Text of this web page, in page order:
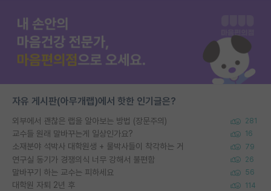
자유 게시판(아무개랩)에서 핫한 인기글은?
외부에서 괜찮은 랩을 알아보는 방법 (장문주의) 281
교수들 원래 말바꾸는게 일상인가요? 16
소재분야 석박사 대학원생 + 물박사들이 착각하는 거 79
연구실 동기가 경쟁의식 너무 강해서 불편함 26
말바꾸기 하는 교수는 피하세요 56
대학원 자퇴 2년 후 114